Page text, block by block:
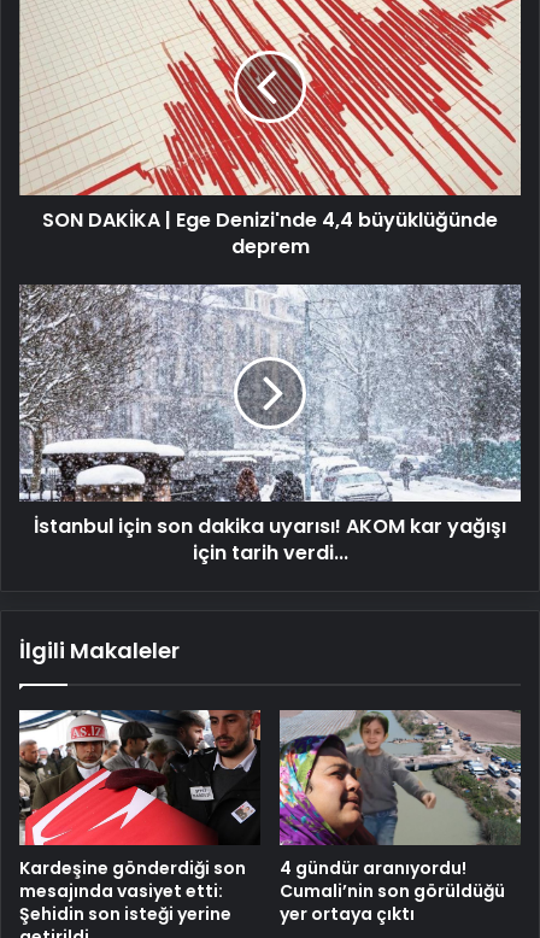
DAKİKA
|
Ege
Denizi'nde
4,4
büyüklüğünde
deprem
SON DAKİKA | Ege Denizi'nde 4,4 büyüklüğünde
deprem
İstanbul
için
son
dakika
uyarısı!
AKOM
kar
yağışı
için
tarih
İstanbul için son dakika uyarısı! AKOM kar yağışı
için tarih verdi...
İlgili Makaleler
Kardeşine gönderdiği son
mesajında vasiyet etti:
Şehidin son isteği yerine
4 gündür aranıyordu!
Cumali’nin son görüldüğü
yer ortaya çıktı